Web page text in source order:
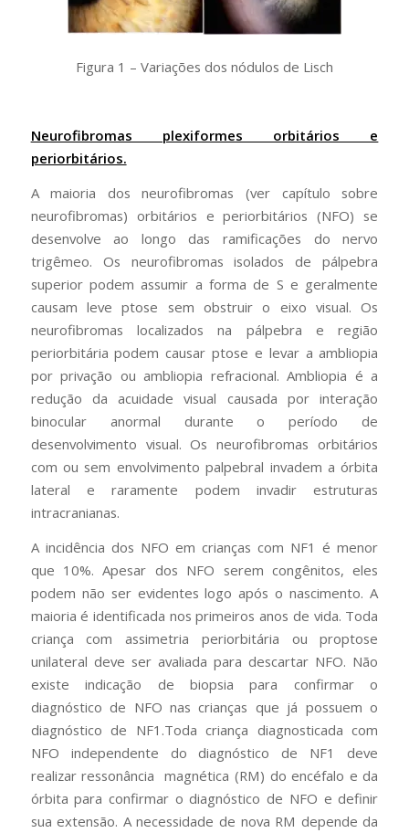
Figura 1 – Variações dos nódulos de Lisch
Neurofibromas plexiformes orbitários e
periorbitários.
A maioria dos neurofibromas (ver capítulo sobre
neurofibromas) orbitários e periorbitários (NFO) se
desenvolve ao longo das ramificações do nervo
trigêmeo. Os neurofibromas isolados de pálpebra
superior podem assumir a forma de S e geralmente
causam leve ptose sem obstruir o eixo visual. Os
neurofibromas localizados na pálpebra e região
periorbitária podem causar ptose e levar a ambliopia
por privação ou ambliopia refracional. Ambliopia é a
redução da acuidade visual causada por interação
binocular anormal durante o período de
desenvolvimento visual. Os neurofibromas orbitários
com ou sem envolvimento palpebral invadem a órbita
lateral e raramente podem invadir estruturas
intracranianas.
A incidência dos NFO em crianças com NF1 é menor
que 10%. Apesar dos NFO serem congênitos, eles
podem não ser evidentes logo após o nascimento. A
maioria é identificada nos primeiros anos de vida. Toda
criança com assimetria periorbitária ou proptose
unilateral deve ser avaliada para descartar NFO. Não
existe indicação de biopsia para confirmar o
diagnóstico de NFO nas crianças que já possuem o
diagnóstico de NF1.Toda criança diagnosticada com
NFO independente do diagnóstico de NF1 deve
realizar ressonância magnética (RM) do encéfalo e da
órbita para confirmar o diagnóstico de NFO e definir
sua extensão. A necessidade de nova RM depende da